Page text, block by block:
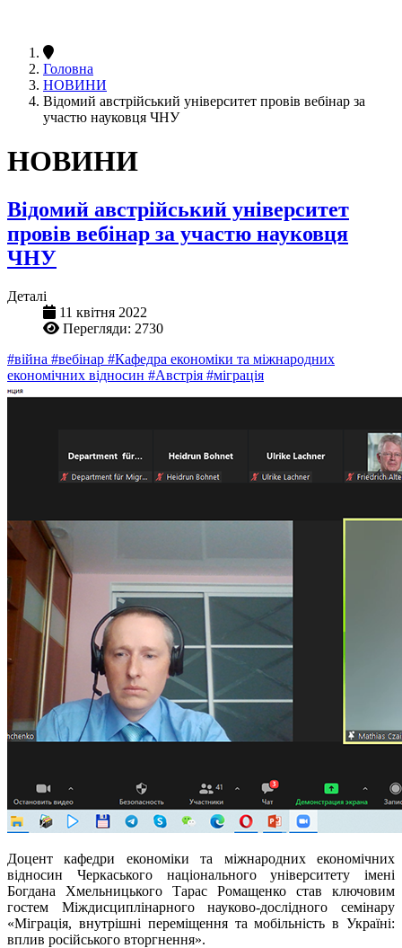
Головна
НОВИНИ
Відомий австрійський університет провів вебінар за
участю науковця ЧНУ
НОВИНИ
Відомий австрійський університет
провів вебінар за участю науковця
ЧНУ
Деталі
11 квітня 2022
Перегляди: 2730
#війна #вебінар #Кафедра економіки та міжнародних
економічних відносин #Австрія #міграція
Доцент кафедри економіки та міжнародних економічних
відносин Черкаського національного університету імені
Богдана Хмельницького Тарас Ромащенко став ключовим
гостем Міждисциплінарного науково-дослідного семінару
«Міграція, внутрішні переміщення та мобільність в Україні:
вплив російського вторгнення».